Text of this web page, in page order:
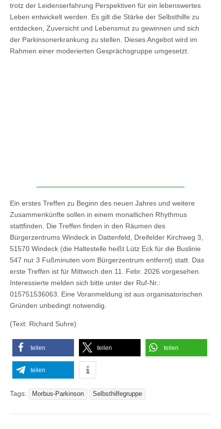
trotz der Leidenserfahrung Perspektiven für ein lebenswertes
Leben entwickelt werden. Es gilt die Stärke der Selbsthilfe zu
entdecken, Zuversicht und Lebensmut zu gewinnen und sich
der Parkinsonerkrankung zu stellen. Dieses Angebot wird im
Rahmen einer moderierten Gesprächsgruppe umgesetzt.
Ein erstes Treffen zu Beginn des neuen Jahres und weitere
Zusammenkünfte sollen in einem monatlichen Rhythmus
stattfinden. Die Treffen finden in den Räumen des
Bürgerzentrums Windeck in Dattenfeld, Dreifelder Kirchweg 3,
51570 Windeck (die Haltestelle heißt Lütz Eck für die Buslinie
547 nur 3 Fußminuten vom Bürgerzentrum entfernt) statt. Das
erste Treffen ist für Mittwoch den 11. Febr. 2026 vorgesehen.
Interessierte melden sich bitte unter der Ruf-Nr.:
015751536063. Eine Voranmeldung ist aus organisatorischen
Gründen unbedingt notwendig.
(Text: Richard Suhre)
teilen teilen teilen
teilen
Tags: Morbus-Parkinson Selbsthilfegruppe